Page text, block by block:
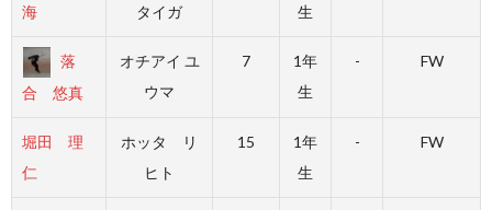
海
タイガ
生
落
合 悠真
オチアイ ユ
ウマ
7
1年
生
- FW
堀田 理
仁
ホッタ リ
ヒト
15
1年
生
- FW